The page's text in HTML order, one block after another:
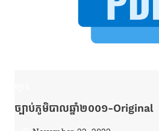
ច្បាប់ភូមិបាលឆ្នាំ២០០១-Original